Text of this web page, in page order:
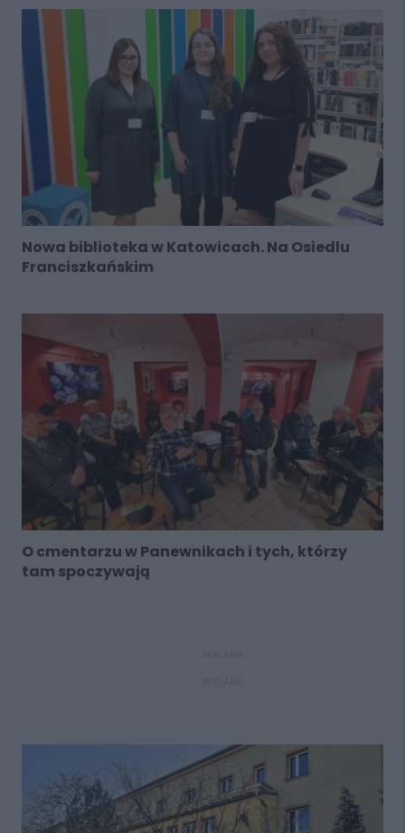
Nowa biblioteka w Katowicach. Na Osiedlu
Franciszkańskim
O cmentarzu w Panewnikach i tych, którzy
tam spoczywają